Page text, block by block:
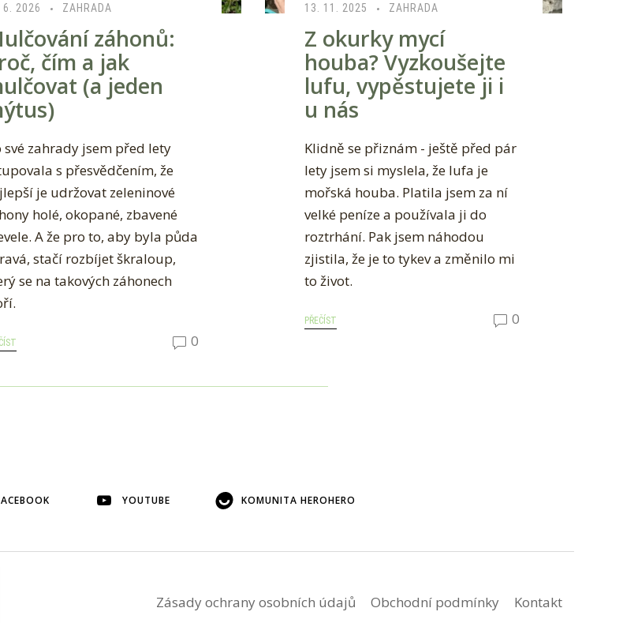
6. 2026 ZAHRADA
záhonů:
čím a jak
(a jeden
své zahrady jsem před lety
s přesvědčením, že
je udržovat zeleninové
holé, okopané, zbavené
A že pro to, aby byla půda
stačí rozbíjet škraloup,
se na takových záhonech
0
13. 11. 2025 ZAHRADA
Z okurky mycí
houba? Vyzkoušejte
lufu, vypěstujete ji i
u nás
Klidně se přiznám - ještě před pár
lety jsem si myslela, že lufa je
mořská houba. Platila jsem za ní
velké peníze a používala ji do
roztrhání. Pak jsem náhodou
zjistila, že je to tykev a změnilo mi
to život.
PŘEČÍST 0
YOUTUBE KOMUNITA HEROHERO
Zásady ochrany osobních údajů Obchodní podmínky Kontakt